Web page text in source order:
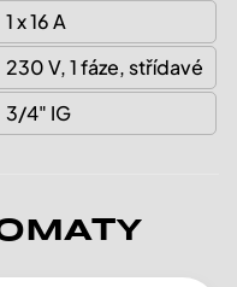
1 x 16 A
230 V, 1 fáze, střídavé
3/4" IG